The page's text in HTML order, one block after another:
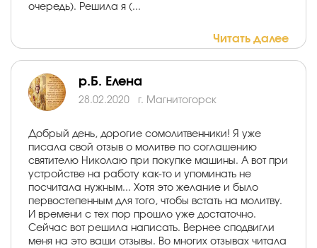
очередь). Решила я (...
Читать далее
р.Б. Елена
28.02.2020 г. Магнитогорск
Добрый день, дорогие сомолитвенники! Я уже
писала свой отзыв о молитве по соглашению
святителю Николаю при покупке машины. А вот при
устройстве на работу как-то и упоминать не
посчитала нужным... Хотя это желание и было
первостепенным для того, чтобы встать на молитву.
И времени с тех пор прошло уже достаточно.
Сейчас вот решила написать. Вернее сподвигли
меня на это ваши отзывы. Во многих отзывах читала